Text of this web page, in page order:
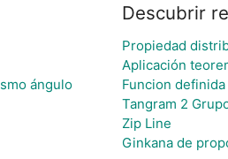
ángulo
Descubrir
Propiedad
Aplicación
Funcion
Tangram 2
Zip Line
Ginkana de